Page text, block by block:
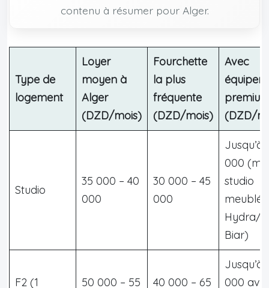
contenu à résumer pour Alger.
Type de
logement
Loyer
moyen à
Alger
(DZD/mois)
Fourchette
la plus
fréquente
(DZD/mois)
Avec
(DZD/
Studio
35 000 – 40
000
30 000 – 45
000
Jusqu’à
000
studio
meublé
Hydra/El
Biar)
F2 (1 50 000 – 55 40 000 – 65
Jusqu’à
000